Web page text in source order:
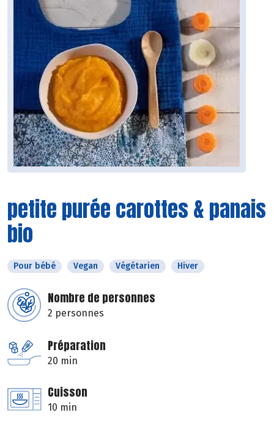
petite purée carottes & panais
bio
Pour bébé Vegan Végétarien Hiver
Nombre de personnes
2 personnes
Préparation
20 min
Cuisson
10 min